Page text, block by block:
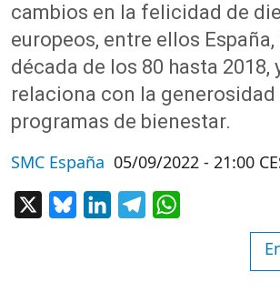
cambios en la felicidad de
europeos, entre ellos España,
década de los 80 hasta 2018,
relaciona con la generosidad
programas de bienestar.
SMC España 05/09/2022 - 21:00
BlueskyLinkedInTelegram